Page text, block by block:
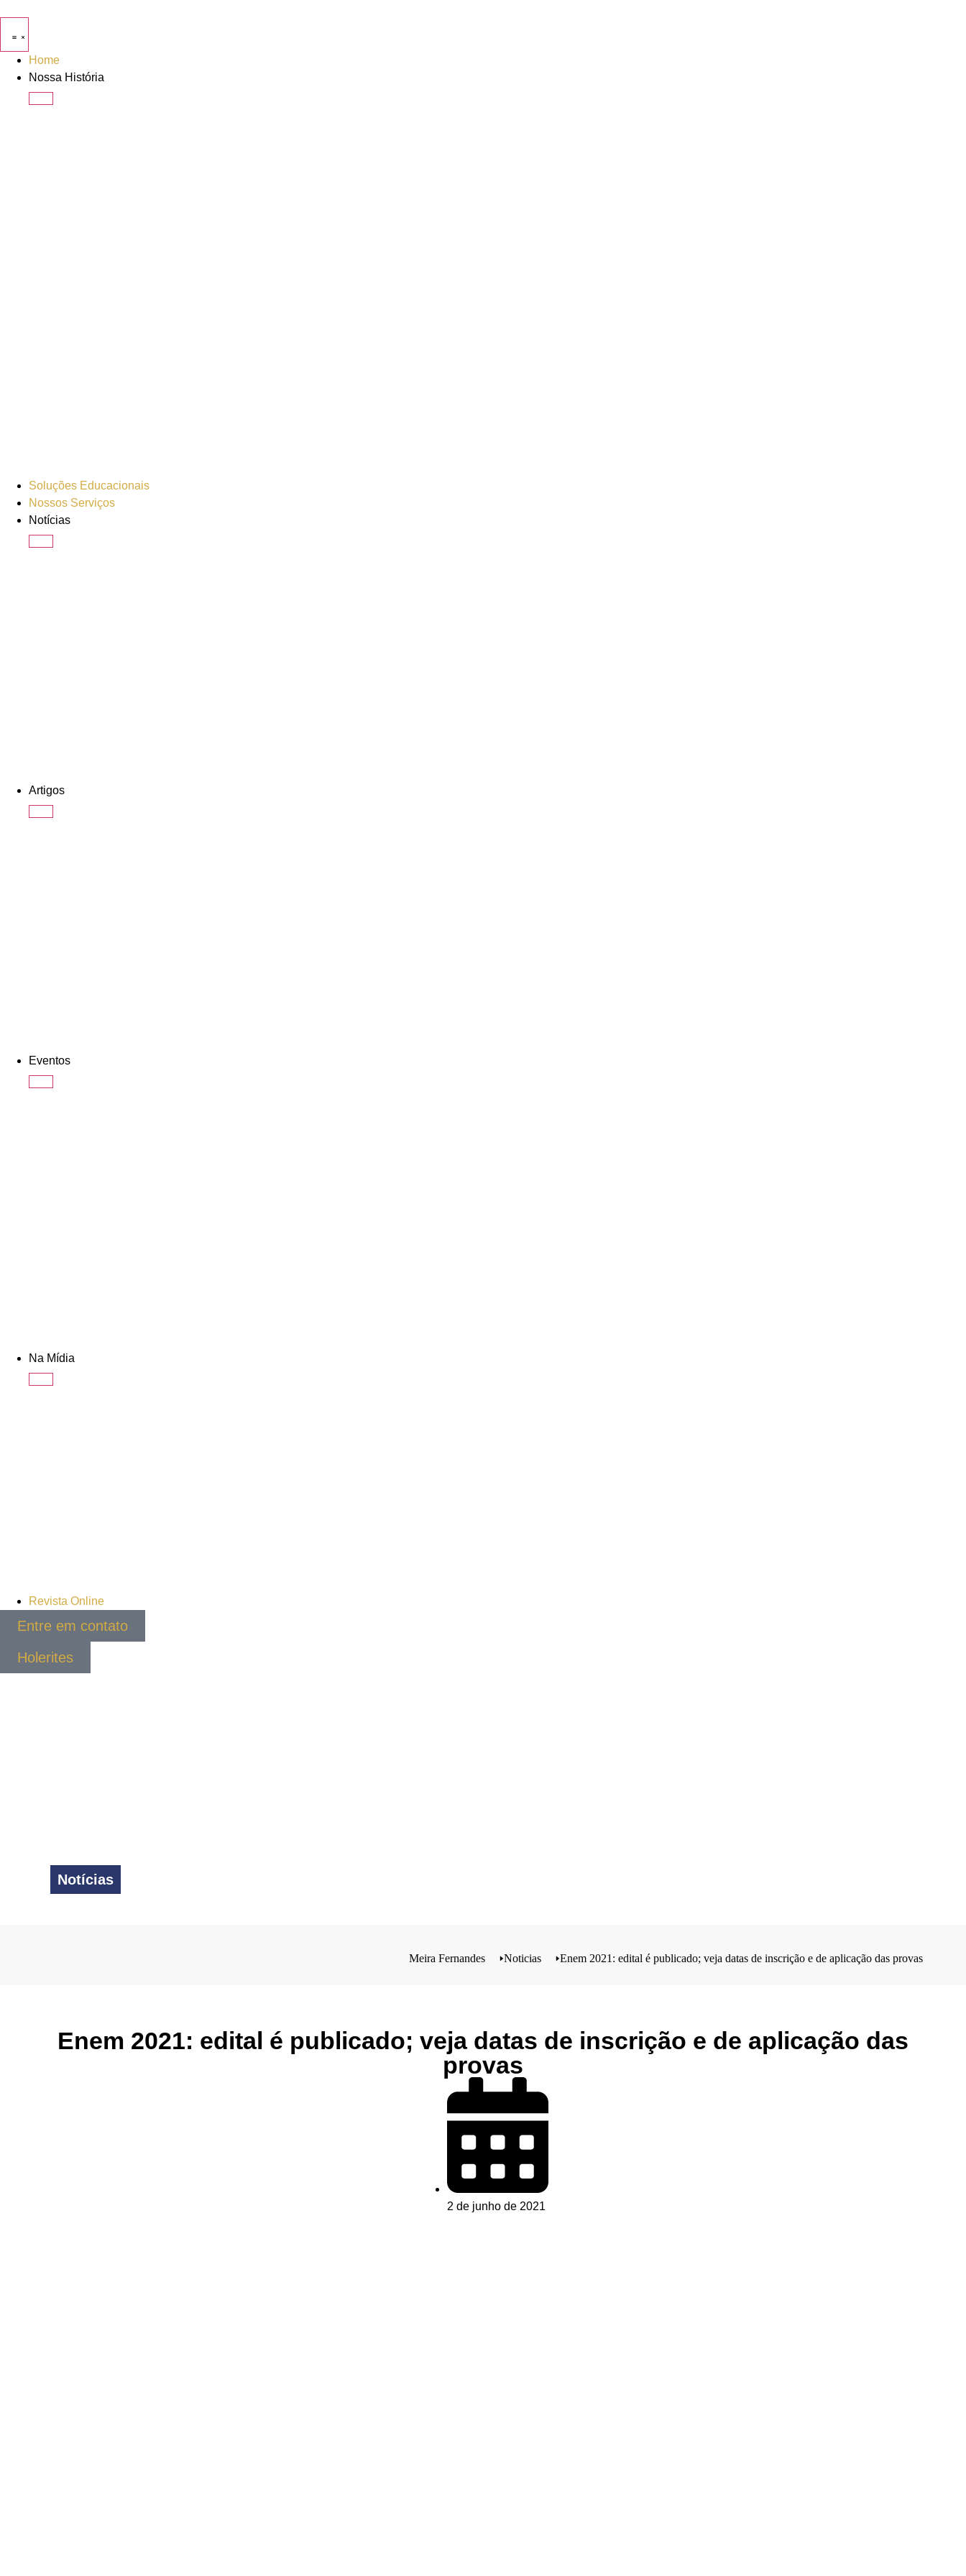
Home
Nossa História
Soluções Educacionais
Nossos Serviços
Notícias
Artigos
Eventos
Na Mídia
Revista Online
Entre em contato
Holerites
Notícias
Meira Fernandes 🢒Noticias 🢒Enem 2021: edital é publicado; veja datas de inscrição e de aplicação das provas
Enem 2021: edital é publicado; veja datas de inscrição e de aplicação das
provas
2 de junho de 2021